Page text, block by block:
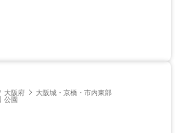
大阪府 大阪城・京橋・市内東部
公園